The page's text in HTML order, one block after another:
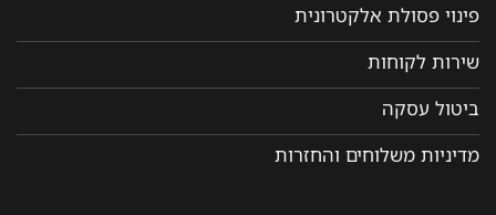
פינוי פסולת אלקטרונית
שירות לקוחות
ביטול עסקה
מדיניות משלוחים והחזרות